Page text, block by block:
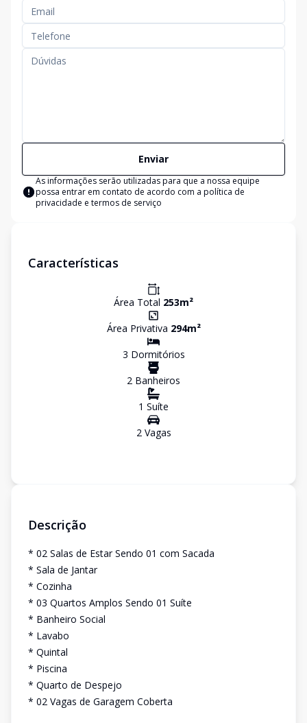
Enviar
As informações serão utilizadas para que a nossa equipe
possa entrar em contato de acordo com a política de
privacidade e termos de serviço
Características
Área Total 253m²
Área Privativa 294m²
3 Dormitórios
2 Banheiros
1 Suíte
2Vagas
Descrição
* 02 Salas de Estar Sendo 01 com Sacada
* Sala de Jantar
* Cozinha
* 03 Quartos Amplos Sendo 01 Suíte
* Banheiro Social
* Lavabo
* Quintal
* Piscina
* Quarto de Despejo
* 02 Vagas de Garagem Coberta